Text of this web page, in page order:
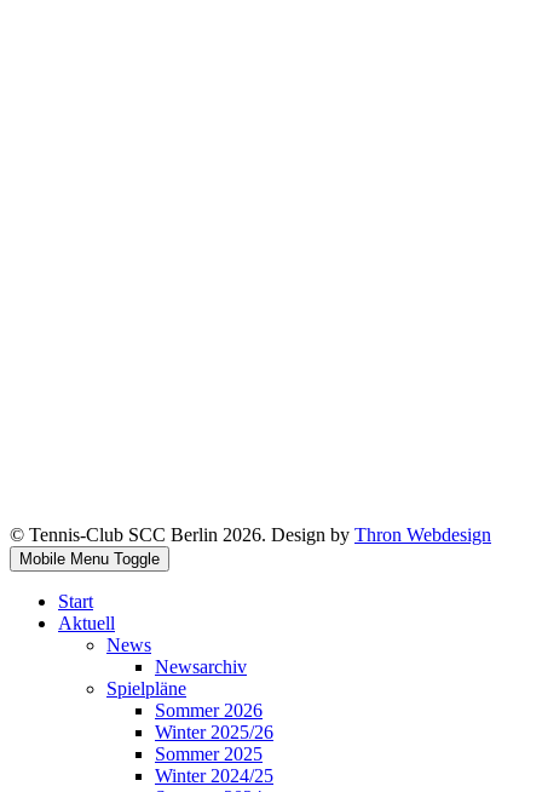
© Tennis-Club SCC Berlin 2026. Design by Thron Webdesign
Mobile Menu Toggle
Start
Aktuell
News
Newsarchiv
Spielpläne
Sommer 2026
Winter 2025/26
Sommer 2025
Winter 2024/25